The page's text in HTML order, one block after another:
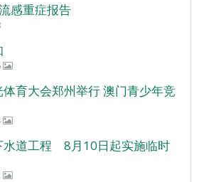
感重症报告
育大会郑州举行 澳门青少年竞
水道工程 8月10日起实施临时